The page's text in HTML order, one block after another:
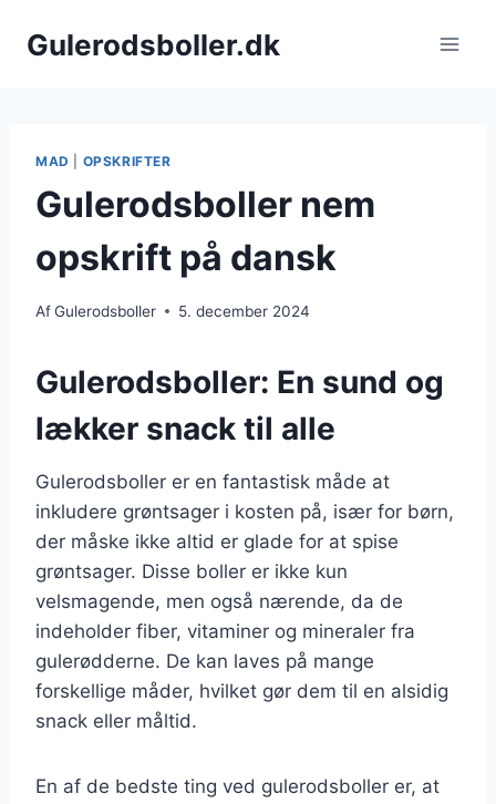
Gulerodsboller.dk
MAD OPSKRIFTER
Gulerodsboller nem
opskrift på dansk
AfGulerodsboller 5. december 2024
Gulerodsboller: En sund og
lækker snack til alle
Gulerodsboller er en fantastisk måde at
inkludere grøntsager i kosten på, især for børn,
der måske ikke altid er glade for at spise
grøntsager. Disse boller er ikke kun
velsmagende, men også nærende, da de
indeholder fiber, vitaminer og mineraler fra
gulerødderne. De kan laves på mange
forskellige måder, hvilket gør dem til en alsidig
snack eller måltid.
En af de bedste ting ved gulerodsboller er, at